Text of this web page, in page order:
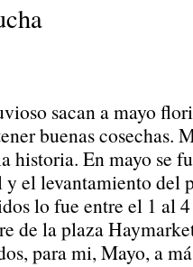
sacan a mayo
buenas cosechas.
historia. En mayo se
y el levantamiento del
lo fue entre el 1 al
de la plaza
para mi, Mayo, a